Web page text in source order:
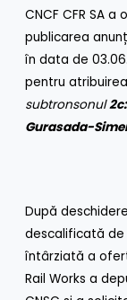
CNCF CFR SA
publicarea
în data de
pentru
subtronsonul
Gurasada-
După
descalificată
întârziată a
Rail Works a